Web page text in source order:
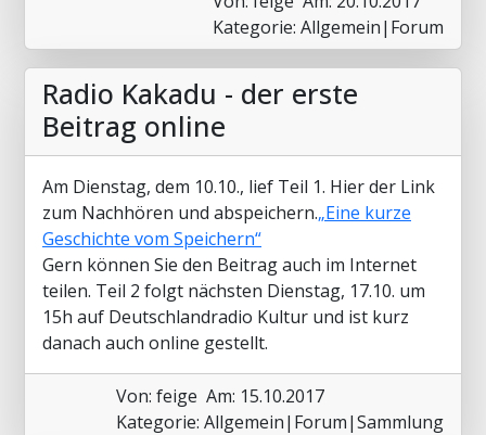
Kategorie: Allgemein|Forum
Radio Kakadu - der erste
Beitrag online
Am Dienstag, dem 10.10., lief Teil 1. Hier der Link
zum Nachhören und abspeichern.„Eine kurze
Geschichte vom Speichern“
Gern können Sie den Beitrag auch im Internet
teilen. Teil 2 folgt nächsten Dienstag, 17.10. um
15h auf Deutschlandradio Kultur und ist kurz
danach auch online gestellt.
Von: feige Am: 15.10.2017
Kategorie: Allgemein|Forum|Sammlung